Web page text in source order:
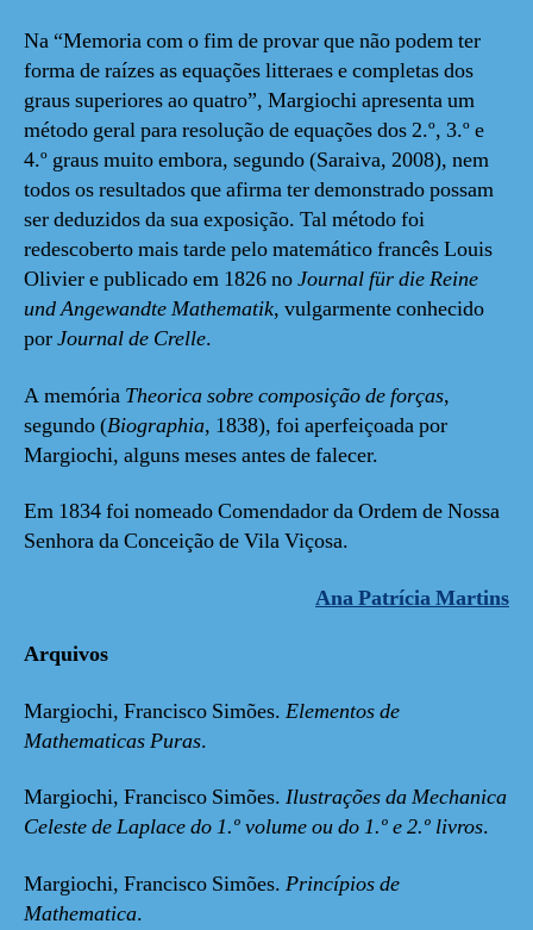
Na “Memoria com o fim de provar que não podem ter
forma de raízes as equações litteraes e completas dos
graus superiores ao quatro”, Margiochi apresenta um
método geral para resolução de equações dos 2.º, 3.º e
4.º graus muito embora, segundo (Saraiva, 2008), nem
todos os resultados que afirma ter demonstrado possam
ser deduzidos da sua exposição. Tal método foi
redescoberto mais tarde pelo matemático francês Louis
Olivier e publicado em 1826 noJournal für die Reine
und Angewandte Mathematik, vulgarmente conhecido
porJournalde Crelle.
A memória Theorica sobre composição de forças,
segundo (Biographia, 1838), foi aperfeiçoada por
Margiochi, alguns meses antes de falecer.
Em 1834 foi nomeado Comendador da Ordem de Nossa
Senhora da Conceição de Vila Viçosa.
Ana Patrícia Martins
Arquivos
Margiochi, Francisco Simões. Elementos de
Mathematicas Puras.
Margiochi, Francisco Simões. Ilustrações da Mechanica
Celeste de Laplace do 1.º volume ou do 1.º e 2.º livros.
Margiochi, Francisco Simões. Princípios de
Mathematica.